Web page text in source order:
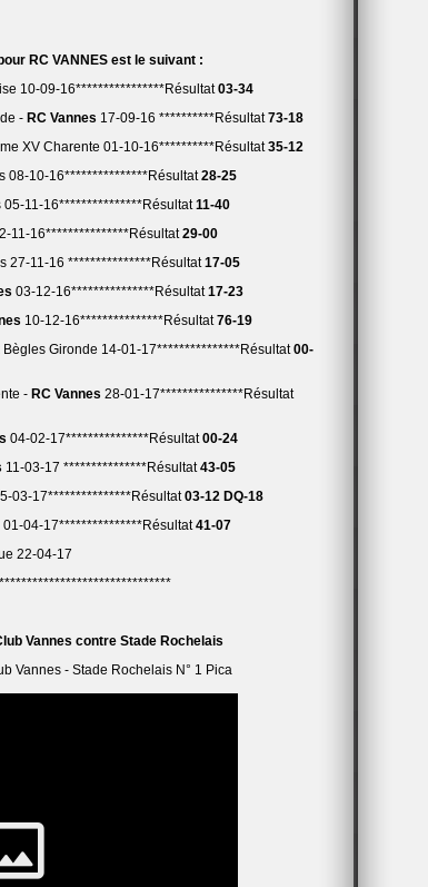
RC VANNES est le suivant :
10-09-16****************Résultat03-34
- RC Vannes 17-09-16 **********Résultat73-18
XV Charente 01-10-16**********Résultat35-12
08-10-16***************Résultat28-25
05-11-16***************Résultat11-40
11-16***************Résultat29-00
27-11-16 ***************Résultat17-05
03-12-16***************Résultat17-23
10-12-16***************Résultat76-19
Bègles Gironde 14-01-17***************Résultat00-
- RC Vannes 28-01-17***************Résultat
04-02-17***************Résultat00-24
11-03-17 ***************Résultat43-05
03-17***************Résultat03-12 DQ-18
01-04-17***************Résultat41-07
22-04-17
Vannes contre Stade Rochelais
Vannes - Stade Rochelais N° 1 Pica